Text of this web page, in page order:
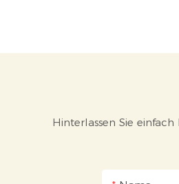
Hinterlassen Sie